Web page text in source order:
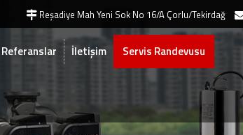
Reşadiye Mah Yeni Sok No 16/A Çorlu/Tekirdağ
Referanslar İletişim Servis Randevusu